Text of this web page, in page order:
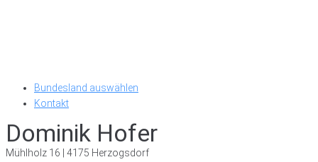
Bundesland auswählen
Kontakt
Dominik Hofer
Mühlholz 16 | 4175 Herzogsdorf